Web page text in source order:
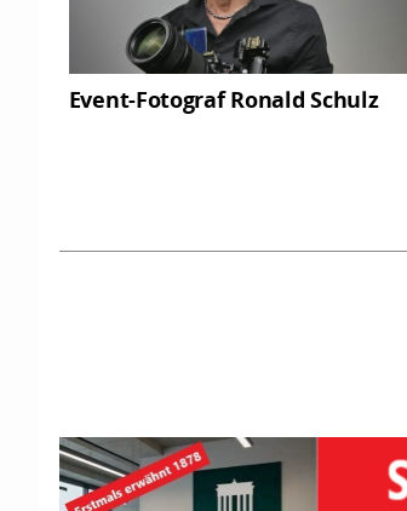
Event-Fotograf Ronald Schulz